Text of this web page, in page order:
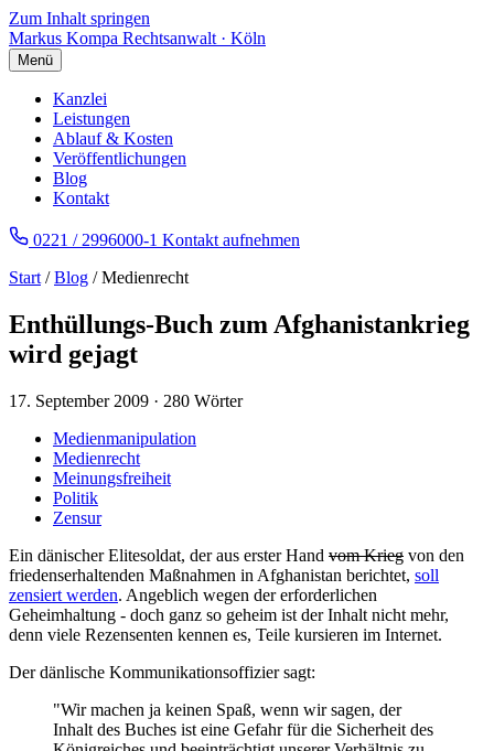
Zum Inhalt springen
Markus Kompa Rechtsanwalt · Köln
Menü
Kanzlei
Leistungen
Ablauf & Kosten
Veröffentlichungen
Blog
Kontakt
0221 / 2996000-1 Kontakt aufnehmen
Start /Blog / Medienrecht
Enthüllungs-Buch zum Afghanistankrieg
wird gejagt
17. September 2009 · 280 Wörter
Medienmanipulation
Medienrecht
Meinungsfreiheit
Politik
Zensur
Ein dänischer Elitesoldat, der aus erster Hand vom Krieg von den
friedenserhaltenden Maßnahmen in Afghanistan berichtet, soll
zensiert werden. Angeblich wegen der erforderlichen
Geheimhaltung - doch ganz so geheim ist der Inhalt nicht mehr,
denn viele Rezensenten kennen es, Teile kursieren im Internet.
Der dänlische Kommunikationsoffizier sagt:
"Wir machen ja keinen Spaß, wenn wir sagen, der
Inhalt des Buches ist eine Gefahr für die Sicherheit des